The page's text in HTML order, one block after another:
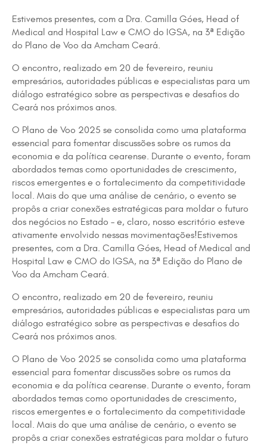
Estivemos presentes, com a Dra. Camilla Góes, Head of
Medical and Hospital Law e CMO do IGSA, na 3ª Edição
do Plano de Voo da Amcham Ceará.
O encontro, realizado em 20 de fevereiro, reuniu
empresários, autoridades públicas e especialistas para um
diálogo estratégico sobre as perspectivas e desafios do
Ceará nos próximos anos.
O Plano de Voo 2025 se consolida como uma plataforma
essencial para fomentar discussões sobre os rumos da
economia e da política cearense. Durante o evento, foram
abordados temas como oportunidades de crescimento,
riscos emergentes e o fortalecimento da competitividade
local. Mais do que uma análise de cenário, o evento se
propôs a criar conexões estratégicas para moldar o futuro
dos negócios no Estado – e, claro, nosso escritório esteve
ativamente envolvido nessas movimentações!Estivemos
presentes, com a Dra. Camilla Góes, Head of Medical and
Hospital Law e CMO do IGSA, na 3ª Edição do Plano de
Voo da Amcham Ceará.
O encontro, realizado em 20 de fevereiro, reuniu
empresários, autoridades públicas e especialistas para um
diálogo estratégico sobre as perspectivas e desafios do
Ceará nos próximos anos.
O Plano de Voo 2025 se consolida como uma plataforma
essencial para fomentar discussões sobre os rumos da
economia e da política cearense. Durante o evento, foram
abordados temas como oportunidades de crescimento,
riscos emergentes e o fortalecimento da competitividade
local. Mais do que uma análise de cenário, o evento se
propôs a criar conexões estratégicas para moldar o futuro